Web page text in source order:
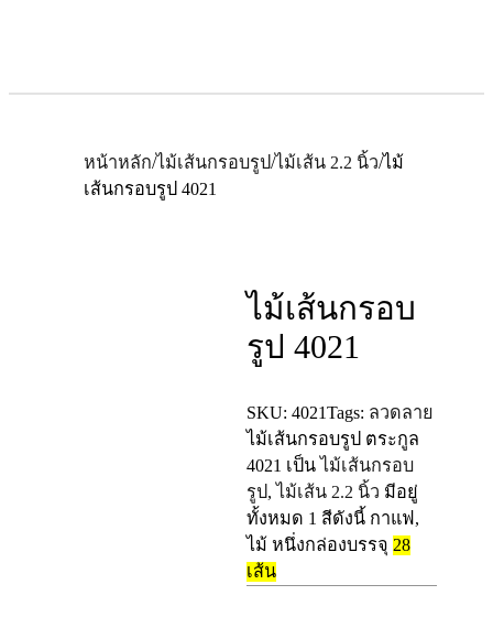
หน้าหลัก/ไม้เส้นกรอบรูป/ไม้เส้น 2.2 นิ้ว/ไม้
เส้นกรอบรูป 4021
ไม้เส้นกรอบ
รูป 4021
SKU: 4021Tags: ลวดลาย
ไม้เส้นกรอบรูป ตระกูล
4021 เป็น ไม้เส้นกรอบ
รูป, ไม้เส้น 2.2 นิ้ว มีอยู่
ทั้งหมด 1 สีดังนี้ กาแฟ,
ไม้ หนึ่งกล่องบรรจุ 28
เส้น